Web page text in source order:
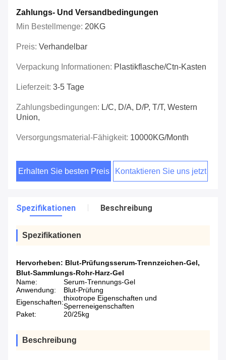
Zahlungs- Und Versandbedingungen
Min Bestellmenge: 20KG
Preis: Verhandelbar
Verpackung Informationen: Plastikflasche/Ctn-Kasten
Lieferzeit: 3-5 Tage
Zahlungsbedingungen: L/C, D/A, D/P, T/T, Western
Union,
Versorgungsmaterial-Fähigkeit: 10000KG/Month
Erhalten Sie besten Preis Kontaktieren Sie uns jetzt
Spezifikationen Beschreibung
Spezifikationen
Hervorheben: Blut-Prüfungsserum-Trennzeichen-Gel,
Blut-Sammlungs-Rohr-Harz-Gel
Name:
Serum-Trennungs-Gel
Anwendung:
Blut-Prüfung
Eigenschaften:thixotrope Eigenschaften und
Sperreneigenschaften
Paket:
20/25kg
Beschreibung